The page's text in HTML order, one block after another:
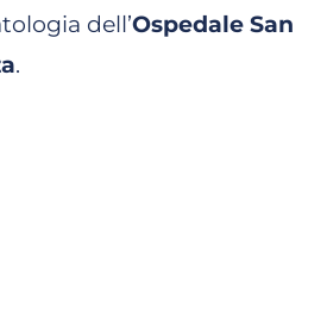
dell’Ospedale San
.